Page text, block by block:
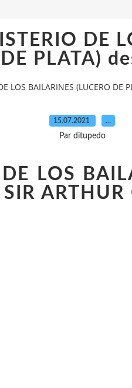
DE
PLATA)
LOS BAILARINES (LUCERO DE
15.07.2021 …
Par ditupedo
LOS
SIR